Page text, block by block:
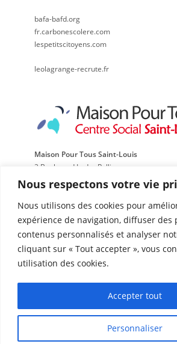
Nous respectons votre vie
Nous utilisons des cookies pour
expérience de navigation, diffuser des
contenus personnalisés et analyser
cliquant sur « Tout accepter », vous
utilisation des cookies.
Personnaliser
Accepter tout
bafa-bafd.org
fr.carbonescolere.com
lespetitscitoyens.com
leolagrange-recrute.fr
Maison Pour Tous Saint-Louis
2 Boulevard Ledru Rollin
Cité Campagne Lévêque 13015 Marseille
Tél : 04 91 60 61 92
Fax : 04 91 69 24 88
Accessibilité :
LIGNE 25/26 bus RTM
Arrêt Parc Saint Louis